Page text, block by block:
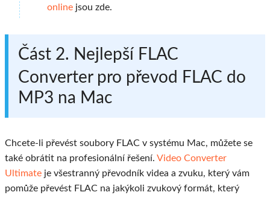
online jsou zde.
Část 2. Nejlepší FLAC
Converter pro převod FLAC do
MP3 na Mac
Chcete-li převést soubory FLAC v systému Mac, můžete se
také obrátit na profesionální řešení. Video Converter
Ultimate je všestranný převodník videa a zvuku, který vám
pomůže převést FLAC na jakýkoli zvukový formát, který